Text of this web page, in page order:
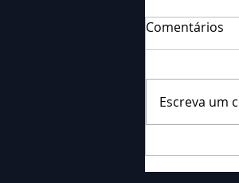
Barauce
Comentários
Escreva um